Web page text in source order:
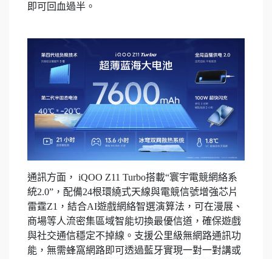
即可回血過半。
通訊方面， iQOO Z11 Turbo搭載“寰宇電競網絡系
統2.0”，配備24根環繞式天線與電競信號增強芯片
雷霆Z1，結合AI遊戲網絡智選演算法，可在漫展、
商場等人流密集區域智能切換最優信道，確保遊戲
與社交通信穩定不掉線。支援公里級無網路通訊功
能，無需蜂窩網路即可透過藍牙實現一對一對講或